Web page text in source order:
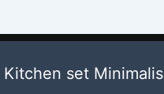
Kitchen set Minimalis